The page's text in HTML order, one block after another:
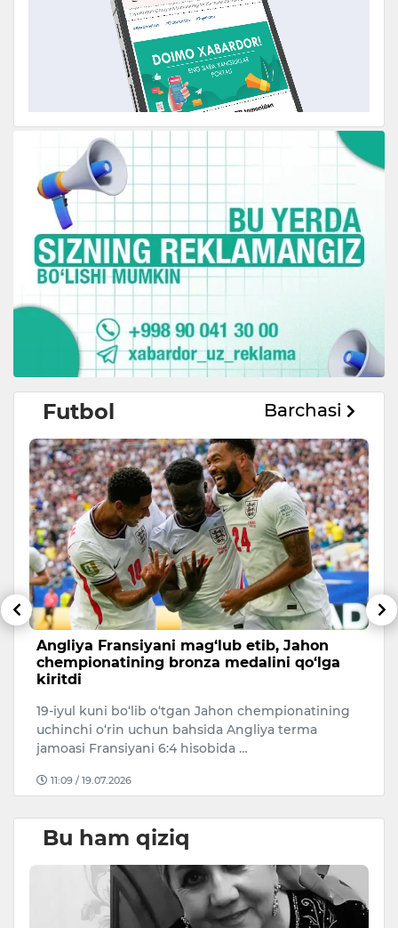
Futbol Barchasi
Angliya Fransiyani mag‘lub etib, Jahon
chempionatining bronza medalini qo‘lga
kiritdi
19-iyul kuni bo‘lib o‘tgan Jahon chempionatining
uchinchi o‘rin uchun bahsida Angliya terma
jamoasi Fransiyani 6:4 hisobida …
11:09 / 19.07.2026
Bu ham qiziq